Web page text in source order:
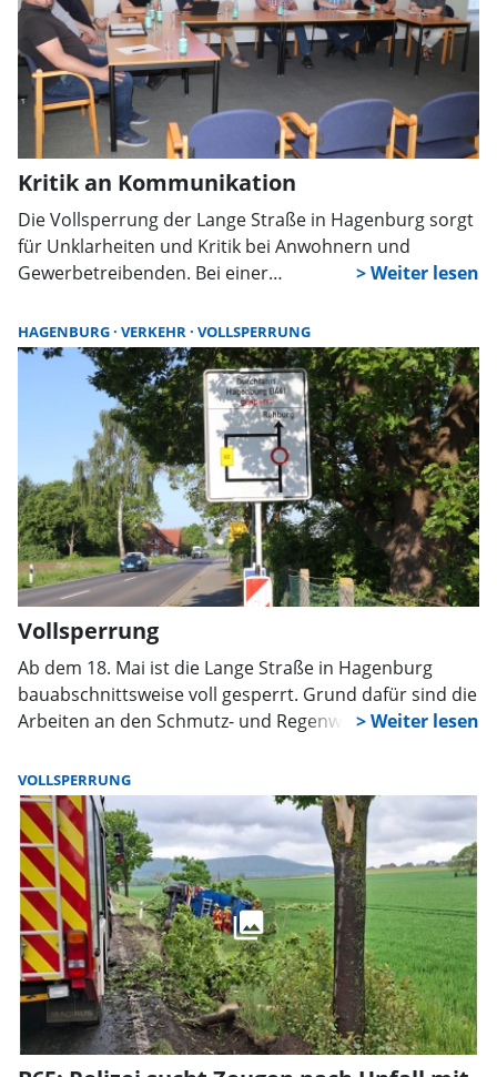
Kritik an Kommunikation
Die Vollsperrung der Lange Straße in Hagenburg sorgt
für Unklarheiten und Kritik bei Anwohnern und
Gewerbetreibenden. Bei einer
Gemeinde Stellung, kündigte Anpassungen an und
verwies auf notwendige Arbeiten am Kanalnetz bis in
den Herbst.
HAGENBURG VERKEHR VOLLSPERRUNG
Vollsperrung
Ab dem 18. Mai ist die Lange Straße in Hagenburg
bauabschnittsweise voll gesperrt. Grund dafür sind die
Arbeiten an den Schmutz- und Regenwasserkanälen,
Der Fernverkehr wird für die Dauer der Bauarbeiten ab
Wunstorf über Bokeloh, Mesmerode, Sachsenhagen
und Bergkirchen umgeleitet.
VOLLSPERRUNG